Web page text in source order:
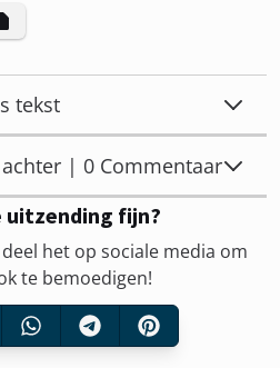
tekst
| 0 Commentaar
uitzending fijn?
het op sociale media om
te bemoedigen!